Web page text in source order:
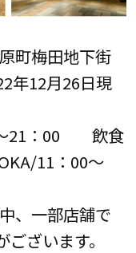
梅田地下街
12月26日現
21：00 飲食
11：00～
部店舗で
ざいます。